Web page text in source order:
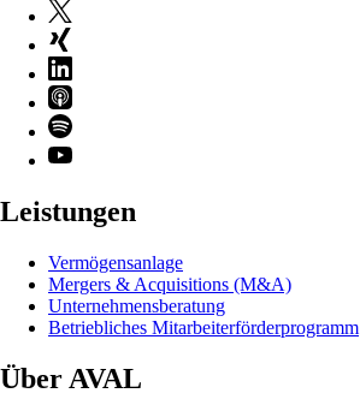
Leistungen
Vermögensanlage
Mergers & Acquisitions (M&A)
Unternehmensberatung
Betriebliches Mitarbeiterförderprogramm
Über AVAL